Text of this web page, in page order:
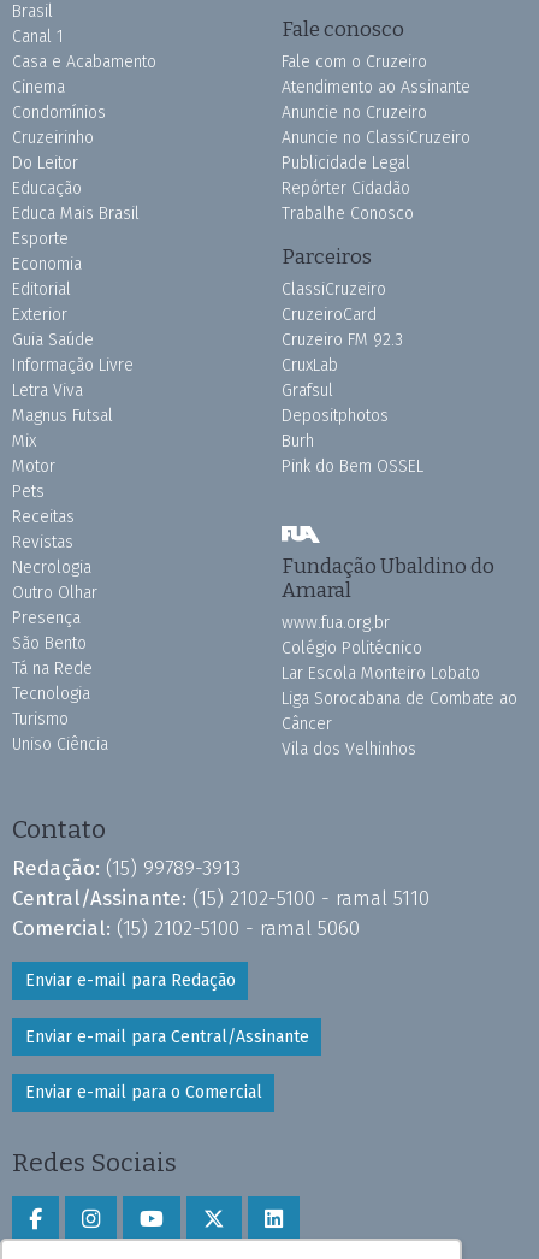
Brasil
Canal 1
Casa e Acabamento
Cinema
Condomínios
Cruzeirinho
Do Leitor
Educação
Educa Mais Brasil
Esporte
Economia
Editorial
Exterior
Guia Saúde
Informação Livre
Letra Viva
Magnus Futsal
Mix
Motor
Pets
Receitas
Revistas
Necrologia
Outro Olhar
Presença
São Bento
Tá na Rede
Tecnologia
Turismo
Uniso Ciência
Fale conosco
Fale com o Cruzeiro
Atendimento ao Assinante
Anuncie no Cruzeiro
Anuncie no ClassiCruzeiro
Publicidade Legal
Repórter Cidadão
Trabalhe Conosco
Parceiros
ClassiCruzeiro
CruzeiroCard
Cruzeiro FM 92.3
CruxLab
Grafsul
Depositphotos
Burh
Pink do Bem OSSEL
Fundação Ubaldino do
Amaral
www.fua.org.br
Colégio Politécnico
Lar Escola Monteiro Lobato
Liga Sorocabana de Combate ao
Câncer
Vila dos Velhinhos
Contato
Redação: (15) 99789-3913
Central/Assinante: (15) 2102-5100 - ramal 5110
Comercial: (15) 2102-5100 - ramal 5060
Enviar e-mail para Redação
Enviar e-mail para Central/Assinante
Enviar e-mail para o Comercial
Redes Sociais